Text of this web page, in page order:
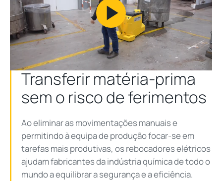
Play
Video
Transferir matéria-prima
sem o risco de ferimentos
Ao eliminar as movimentações manuais e
permitindo à equipa de produção focar-se em
tarefas mais produtivas, os rebocadores elétricos
ajudam fabricantes da indústria química de todo o
mundo a equilibrar a segurança e a eficiência.